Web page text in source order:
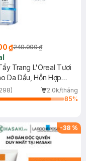
₫249.000 ₫
Trang L'Oreal Tươi
Da Dầu, Hỗn Hợp
2.0k/tháng
85%
-38 %